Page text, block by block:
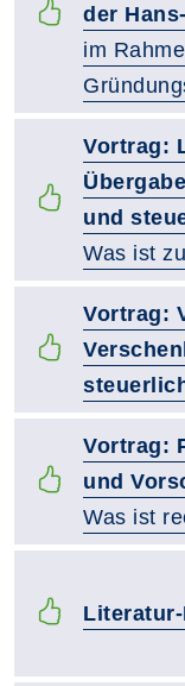
der
im
Vortrag:
und
Was ist
Vortrag:
Vortrag:
und
Was ist